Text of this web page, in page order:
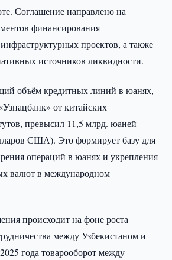
Соглашение направлено на
финансирования
проектов, а также
источников ликвидности.
объём кредитных линий в юанях,
от китайских
превысил 11,5 млрд. юаней
США). Это формирует базу для
операций в юанях и укрепления
валют в международном
происходит на фоне роста
между Узбекистаном и
года товарооборот между